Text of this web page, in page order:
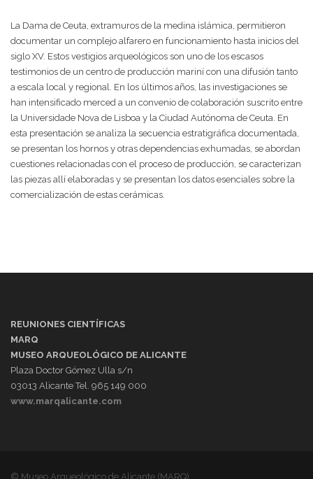
La Dama de Ceuta, extramuros de la medina islámica, permitieron
documentar un complejo alfarero en funcionamiento hasta inicios del
siglo XV. Estos vestigios arqueológicos son uno de los escasos
testimonios de un centro de producción mariní con una difusión tanto
a escala local y regional. En los últimos años, las investigaciones se
han intensificado merced a un convenio de colaboración suscrito entre
la Universidade Nova de Lisboa y la Ciudad Autónoma de Ceuta. En
esta presentación se analiza la secuencia estratigráfica documentada,
se presentan los hornos y otras dependencias exhumadas, se abordan
cuestiones relacionadas con el proceso de producción, se caracterizan
las piezas allí elaboradas y se presentan los datos esenciales sobre la
comercialización de estas cerámicas.
REUNIONES CIENTÍFICAS
MARQ
MUSEO ARQUEOLÓGICO DE ALICANTE
Plaza Doctor Gómez Ulla s/n
03013 Alicante Tel. 965 149 000
www.marqalicante.com
© Museo Arqueológico de Alicante (MARQ)